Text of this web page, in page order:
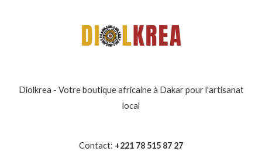
Diolkrea - Votre boutique africaine à Dakar pour l'artisanat
local
Contact: +221 78 515 87 27